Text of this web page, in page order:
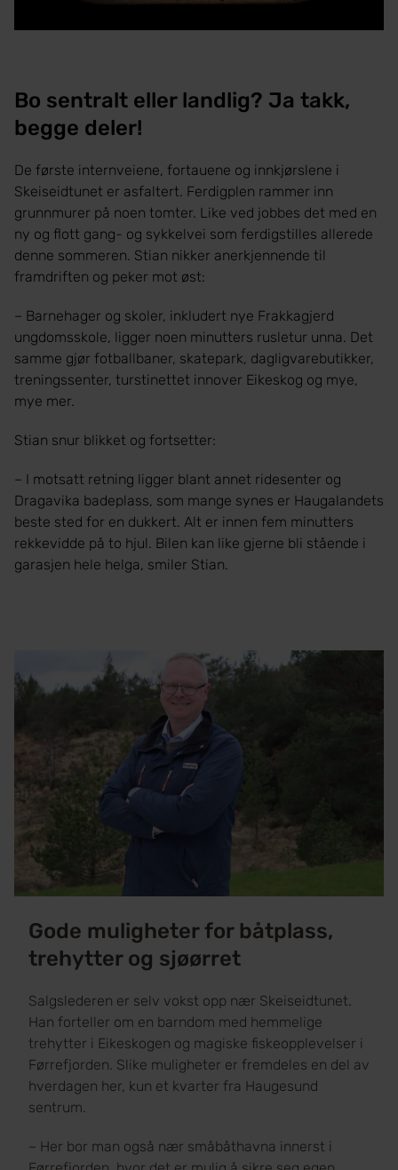
Bo sentralt eller landlig? Ja takk,
begge deler!
De første internveiene, fortauene og innkjørslene i
Skeiseidtunet er asfaltert. Ferdigplen rammer inn
grunnmurer på noen tomter. Like ved jobbes det med en
ny og flott gang- og sykkelvei som ferdigstilles allerede
denne sommeren. Stian nikker anerkjennende til
framdriften og peker mot øst:
– Barnehager og skoler, inkludert nye Frakkagjerd
ungdomsskole, ligger noen minutters rusletur unna. Det
samme gjør fotballbaner, skatepark, dagligvarebutikker,
treningssenter, turstinettet innover Eikeskog og mye,
mye mer.
Stian snur blikket og fortsetter:
– I motsatt retning ligger blant annet ridesenter og
Dragavika badeplass, som mange synes er Haugalandets
beste sted for en dukkert. Alt er innen fem minutters
rekkevidde på to hjul. Bilen kan like gjerne bli stående i
garasjen hele helga, smiler Stian.
Gode muligheter for båtplass,
trehytter og sjøørret
Salgslederen er selv vokst opp nær Skeiseidtunet.
Han forteller om en barndom med hemmelige
trehytter i Eikeskogen og magiske fiskeopplevelser i
Førrefjorden. Slike muligheter er fremdeles en del av
hverdagen her, kun et kvarter fra Haugesund
sentrum.
– Her bor man også nær småbåthavna innerst i